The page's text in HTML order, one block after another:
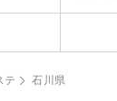
テ 石川県